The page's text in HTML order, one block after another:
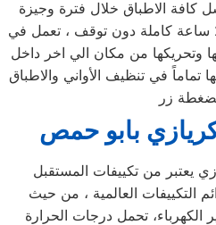
كافة الاطباق خلال فترة وجيزة
جداً ، يمكنها العمل لمدة 24 ساعة كاملة دون توقف ، تعمل في
وتحريكها من مكان الي اخر داخل
تماماً في تنظيف الأواني والاطباق
بابو حمص
التكييفات العالمية ، من حيث
الكهرباء، تحمل درجات الحرارة